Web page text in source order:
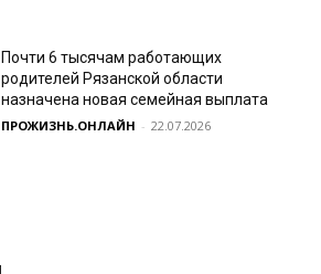
Почти 6 тысячам работающих
родителей Рязанской области
назначена новая семейная выплата
ПРОЖИЗНЬ.ОНЛАЙН - 22.07.2026